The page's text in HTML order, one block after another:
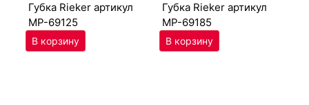
губ­ка Ri­eker артикул
MP-69125
губ­ка Ri­eker артикул
MP-69185